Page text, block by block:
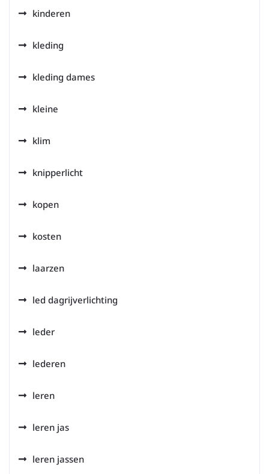
kinderen
kleding
kleding dames
kleine
klim
knipperlicht
kopen
kosten
laarzen
led dagrijverlichting
leder
lederen
leren
leren jas
leren jassen